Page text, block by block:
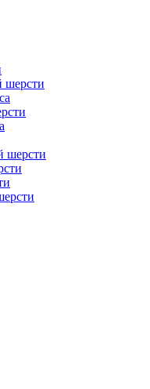
шерсти
шерсти